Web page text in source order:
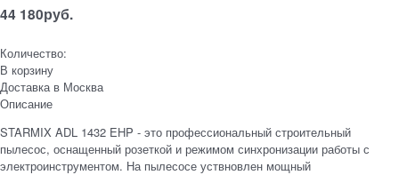
44 180руб.
Количество:
В корзину
Доставка в Москва
Описание
STARMIX ADL 1432 EHP - это профессиональный строительный
пылесос, оснащенный розеткой и режимом синхронизации работы с
электроинструментом. На пылесосе уствновлен мощный